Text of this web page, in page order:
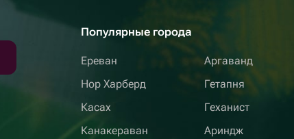
Популярные города
Ереван
Нор Харберд
Касах
Канакераван
Аргаванд
Гетапня
Геханист
Ариндж